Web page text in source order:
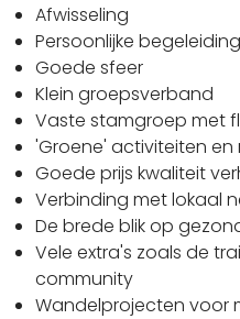
Afwisseling
Persoonlijke begeleiding
Goede sfeer
Klein groepsverband
Vaste stamgroep met
'Groene' activiteiten en
Goede prijs kwaliteit
Verbinding met lokaal
De brede blik op
Vele extra's zoals de
community
Wandelprojecten voor